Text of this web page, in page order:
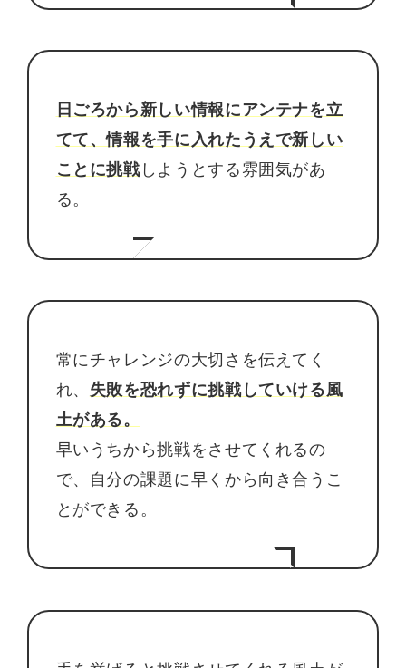
日ごろから新しい情報にアンテナを立
てて、情報を手に入れたうえで新しい
ことに挑戦しようとする雰囲気があ
る。
常にチャレンジの大切さを伝えてく
れ、 失敗を恐れずに挑戦していける風
土がある。
早いうちから挑戦をさせてくれるの
で、自分の課題に早くから向き合うこ
とができる。